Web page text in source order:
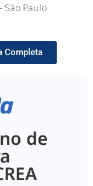
São Paulo
Completa
de